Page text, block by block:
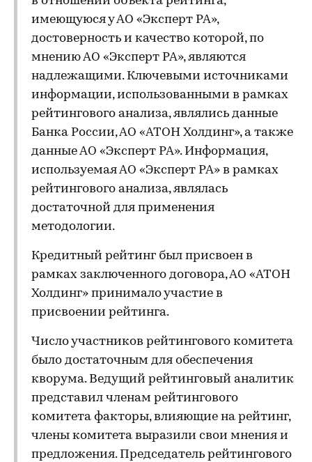
имеющуюся у АО «Эксперт РА»,
достоверность и качество которой, по
мнению АО «Эксперт РА», являются
надлежащими. Ключевыми источниками
информации, использованными в рамках
рейтингового анализа, являлись данные
Банка России, АО «АТОН Холдинг», а также
данные АО «Эксперт РА». Информация,
используемая АО «Эксперт РА» в рамках
рейтингового анализа, являлась
достаточной для применения
методологии.
Кредитный рейтинг был присвоен в
рамках заключенного договора, АО «АТОН
Холдинг» принимало участие в
присвоении рейтинга.
Число участников рейтингового комитета
было достаточным для обеспечения
кворума. Ведущий рейтинговый аналитик
представил членам рейтингового
комитета факторы, влияющие на рейтинг,
члены комитета выразили свои мнения и
предложения. Председатель рейтингового